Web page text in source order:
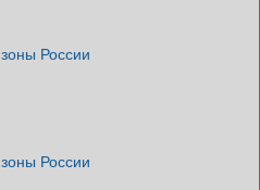
России
России